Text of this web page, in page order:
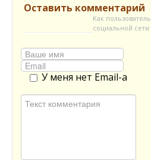
Оставить комментарий
Как пользователь
социальной сети
У меня нет Email-а